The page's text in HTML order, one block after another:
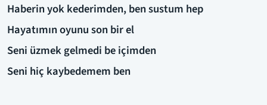
Haberin yok kederimden, ben sustum hep
Hayatımın oyunu son bir el
Seni üzmek gelmedi be içimden
Seni hiç kaybedemem ben